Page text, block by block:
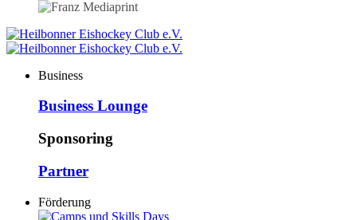
Business
Business Lounge
Sponsoring
Partner
Förderung